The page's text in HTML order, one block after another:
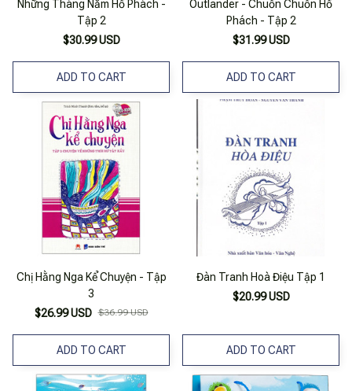
Những Tháng Năm Hổ Phách -
Tập 2
$30.99 USD
ADD TO CART
Outlander - Chuồn Chuồn Hổ
Phách - Tập 2
$31.99 USD
ADD TO CART
Chị Hằng Nga Kể Chuyện - Tập
3
$26.99 USD $36.99 USD
ADD TO CART
Đàn Tranh Hoà Điệu Tập 1
$20.99 USD
ADD TO CART